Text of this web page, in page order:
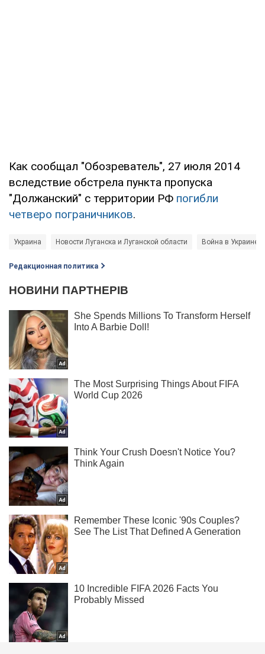
Как сообщал "Обозреватель", 27 июля 2014
вследствие обстрела пункта пропуска
"Должанский" с территории РФ погибли
четверо пограничников.
Украина Новости Луганска и Луганской области Война в Украине
Редакционная политика